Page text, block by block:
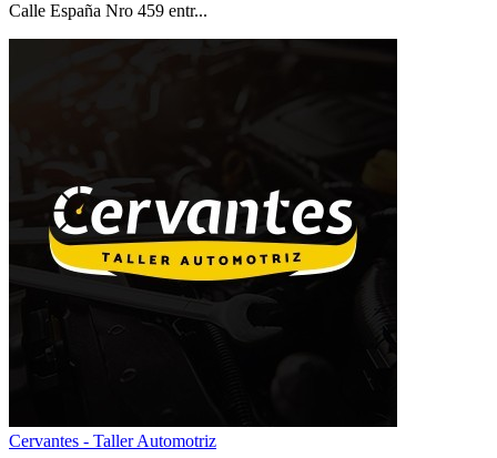
Calle España Nro 459 entr...
Cervantes - Taller Automotriz